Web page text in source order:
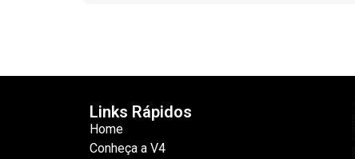
Links Rápidos
Home
Conheça a V4